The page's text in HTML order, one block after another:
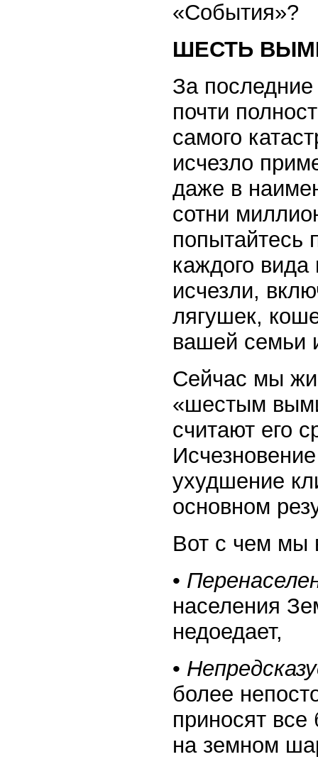
«События»?
ШЕСТЬ
За
почти
самого
исчезло
даже в
сотни
попытайтесь
каждого вида
исчезли,
лягушек,
вашей семьи
Сейчас мы
«шестым
считают его
ухудшение
основном
Вот с чем мы
•
населения
недоедает,
•
более
приносят
на земном